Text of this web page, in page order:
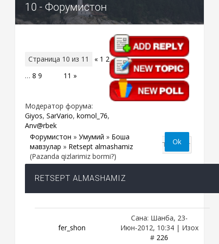
10 - Форумистон
Страница 10 из 11 « 1 2
… 8 9 11 »
Модератор форума:
Giyos, SarVario, komol_76,
Anv@rbek
Форумистон » Умумий » Бошқа
мавзулар » Retsept almashamiz
(Pazanda qizlarimiz bormi?)
RETSEPT ALMASHAMIZ
fer_shon
Сана: Шанба, 23-
Июн-2012, 10:34 | Изох
# 226